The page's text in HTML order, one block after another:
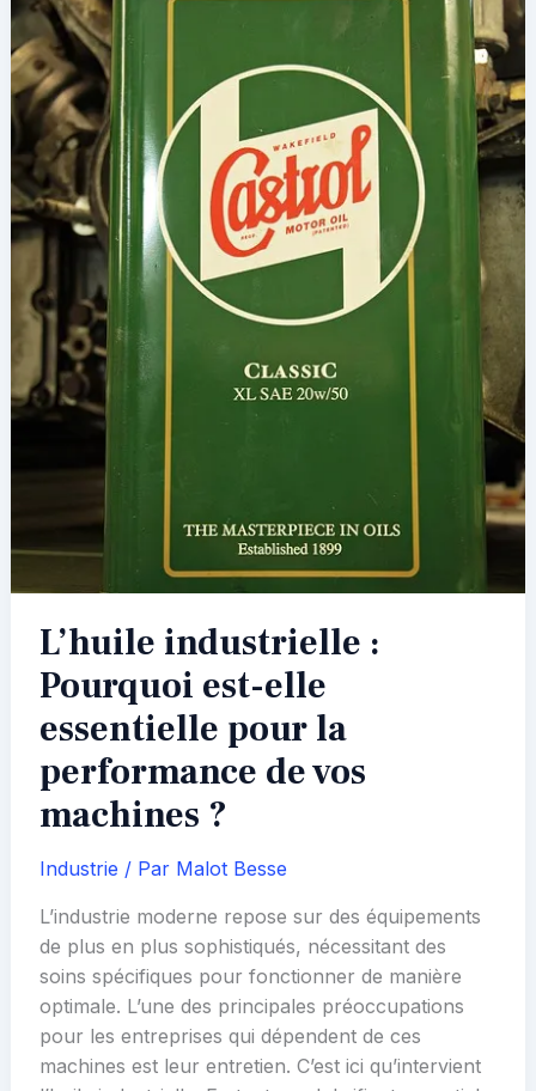
L’huile industrielle :
Pourquoi est-elle
essentielle pour la
performance de vos
machines ?
Industrie / Par Malot Besse
L’industrie moderne repose sur des équipements
de plus en plus sophistiqués, nécessitant des
soins spécifiques pour fonctionner de manière
optimale. L’une des principales préoccupations
pour les entreprises qui dépendent de ces
machines est leur entretien. C’est ici qu’intervient